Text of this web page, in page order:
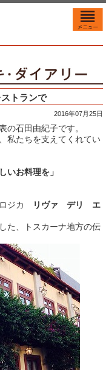
トランで
2016年07月25日
石田由紀子です。
私たちを支えてくれてい
いお料理を」
ジカ
リヴァ デリ エ
た、トスカーナ地方の伝